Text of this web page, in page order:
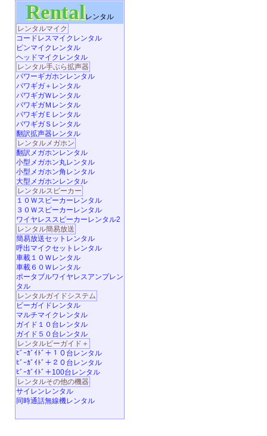
Rentalレンタル
レンタルマイク
コードレスマイクレンタル
ピンマイクレンタル
ヘッドマイクレンタル
レンタル手ぶら拡声器
パワーギガホンレンタル
パワギガ＋レンタル
パワギガＷレンタル
パワギガＭレンタル
パワギガＥレンタル
パワギガＳレンタル
翻訳拡声器レンタル
レンタルメガホン
翻訳メガホンレンタル
小型メガホン丸レンタル
小型メガホン角レンタル
大型メガホンレンタル
レンタルスピーカー
１０Ｗスピーカーレンタル
３０Ｗスピーカーレンタル
ワイヤレススピーカーレンタル2
レンタル簡易放送
簡易放送セットレンタル
呼出マイクセットレンタル
車載１０Ｗレンタル
車載６０Ｗレンタル
ポータブルワイヤレスアンプレン
タル
レンタルガイドシステム
ビーガイドレンタル
マルチマイクレンタル
ガイド１０台レンタル
ガイド５０台レンタル
レンタルビーガイド＋
ﾋﾞｰｶﾞｲﾄﾞ＋１０台レンタル
ﾋﾞｰｶﾞｲﾄﾞ＋２０台レンタル
ﾋﾞｰｶﾞｲﾄﾞ＋100台レンタル
レンタルその他の機器
サイレンレンタル
同時通話無線機レンタル